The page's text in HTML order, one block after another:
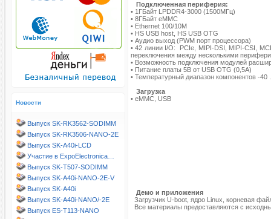
Новости
Выпуск SK-RK3562-SODIMM
Выпуск SK-RK3506-NANO-2E
Выпуск SK-A40i-LCD
Участие в ExpoElectronica…
Выпуск SK-T507-SODIMM
Выпуск SK-A40i-NANO-2E-V
Выпуск SK-A40i
Выпуск SK-A40i-NANO/-2E
Выпуск ES-T113-NANO
Подключенная периферия:
• 1ГБайт LPDDR4-3000 (1500МГц)
• 8ГБайт eMMC
• Ethernet 100/10M
• HS USB host, HS USB OTG
• Аудио выход (PWM порт процессора)
• 42 линии I/O: PCIe, MIPI-DSI, MIPI-CSI,
переключения между несколькими
• Возможность подключения модулей
• Питание платы 5В от USB OTG (0,5A)
• Температурный диапазон компонентов -40
Загрузка
• eMMC, USB
Демо и приложения
Загрузчик U-boot, ядро Linux, корневая
Все материалы предоставляются с